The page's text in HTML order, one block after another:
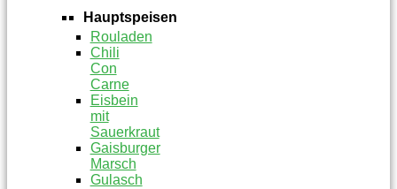
Hauptspeisen
Rouladen
Chili
Con
Carne
Eisbein
mit
Sauerkraut
Gaisburger
Marsch
Gulasch